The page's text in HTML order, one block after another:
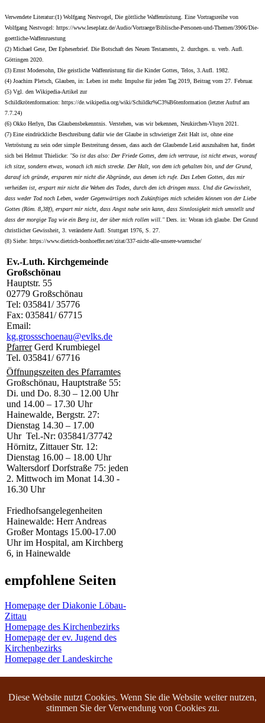
Verwendete Literatur:(1) Wolfgang Nestvogel, Die göttliche Waffenrüstung. Eine Vortragsreihe von
Wolfgang Nestvogel: https://www.leseplatz.de/Audio/Vortraege/Biblische-Personen-und-Themen/3906/Die-
goettliche-Waffenruestung
(2) Michael Gese, Der Epheserbrief. Die Botschaft des Neuen Testaments, 2. durchges. u. verb. Aufl.
Göttingen 2020.
(3) Ernst Modersohn, Die geistliche Waffenrüstung für die Kinder Gottes, Telos, 3.Aufl. 1982.
(4) Joachim Pletsch, Glauben, in: Leben ist mehr. Impulse für jeden Tag 2019, Beitrag vom 27. Februar.
(5) Vgl. den Wikipedia-Artikel zur
Schildkrötenformation: https://de.wikipedia.org/wiki/Schildkr%C3%B6tenformation (letzter Aufruf am
7.7.24)
(6) Okko Herlyn, Das Glaubensbekenntnis. Verstehen, was wir bekennen, Neukirchen-Vluyn 2021.
(7) Eine eindrückliche Beschreibung dafür wie der Glaube in schwieriger Zeit Halt ist, ohne eine
Vertröstung zu sein oder simple Bestreitung dessen, dass auch der Glaubende Leid auszuhalten hat, findet
sich bei Helmut Thielicke: "So ist das also: Der Friede Gottes, dem ich vertraue, ist nicht etwas, worauf
ich sitze, sondern etwas, wonach ich mich strecke. Der Halt, von dem ich gehalten bin, und der Grund,
darauf ich gründe, ersparen mir nicht die Abgründe, aus denen ich rufe. Das Leben Gottes, das mir
verheißen ist, erspart mir nicht die Wehen des Todes, durch den ich dringen muss. Und die Gewissheit,
dass weder Tod noch Leben, weder Gegenwärtiges noch Zukünftiges mich scheiden können von der Liebe
Gottes (Röm. 8,38f), erspart mir nicht, dass Angst nahe sein kann, dass Sinnlosigkeit mich umstellt und
dass der morgige Tag wie ein Berg ist, der über mich rollen will." Ders. in: Woran ich glaube. Der Grund
christlicher Gewissheit, 3. veränderte Aufl. Stuttgart 1976, S. 27.
(8) Siehe: https://www.dietrich-bonhoeffer.net/zitat/337-nicht-alle-unsere-wuensche/
Ev.-Luth. Kirchgemeinde
Großschönau
Hauptstr. 55
02779 Großschönau
Tel: 035841/ 35776
Fax: 035841/ 67715
Email:
kg.grossschoenau@evlks.de
PfarrerGerd Krumbiegel
Tel. 035841/ 67716
Öffnungszeiten des Pfarramtes
Großschönau, Hauptstraße 55:
Di. und Do. 8.30 – 12.00 Uhr
und 14.00 – 17.30 Uhr
Hainewalde, Bergstr. 27:
Dienstag 14.30 – 17.00
Uhr Tel.-Nr: 035841/37742
Hörnitz, Zittauer Str. 12:
Dienstag 16.00 – 18.00 Uhr
Waltersdorf Dorfstraße 75: jeden
2. Mittwoch im Monat 14.30 -
16.30 Uhr
Friedhofsangelegenheiten
Hainewalde: Herr Andreas
Großer Montags 15.00-17.00
Uhr im Hospital, am Kirchberg
6, in Hainewalde
empfohlene Seiten
Homepage der Diakonie Löbau-
Zittau
Homepage des Kirchenbezirks
Homepage der ev. Jugend des
Kirchenbezirks
Homepage der Landeskirche
(C) 2008 - 2026 - Copyright by Frank Schaaf / Kirche Großschönau
Diese Website nutzt Cookies. Wenn Sie die Website weiter nutzen,
stimmen Sie der Verwendung von Cookies zu.